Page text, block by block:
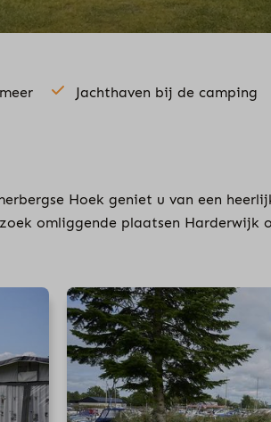
Jachthaven bij de camping
Hoek geniet u van een
omliggende plaatsen Harderwijk